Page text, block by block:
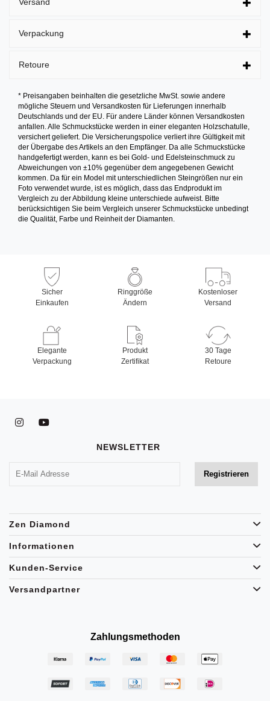
Verpackung
Retoure
* Preisangaben beinhalten die gesetzliche MwSt. sowie andere
mögliche Steuern und Versandkosten für Lieferungen innerhalb
Deutschlands und der EU. Für andere Länder können Versandkosten
anfallen. Alle Schmuckstücke werden in einer eleganten Holzschatulle,
versichert geliefert. Die Versicherungspolice verliert ihre Gültigkeit mit
der Übergabe des Artikels an den Empfänger. Da alle Schmuckstücke
handgefertigt werden, kann es bei Gold- und Edelsteinschmuck zu
Abweichungen von ±10% gegenüber dem angegebenen Gewicht
kommen. Da für ein Model mit unterschiedlichen Steingrößen nur ein
Foto verwendet wurde, ist es möglich, dass das Endprodukt im
Vergleich zu der Abbildung kleine unterschiede aufweist. Bitte
berücksichtigen Sie beim Vergleich unserer Schmuckstücke unbedingt
die Qualität, Farbe und Reinheit der Diamanten.
Sicher
Einkaufen
Ringgröße
Ändern
Kostenloser
Versand
Elegante
Verpackung
Produkt
Zertifikat
30 Tage
Retoure
NEWSLETTER
Zen Diamond
Informationen
Kunden-Service
Versandpartner
Zahlungsmethoden